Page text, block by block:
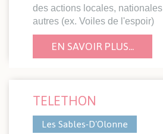
des actions locales,
autres (ex. Voiles de l'espoir)
EN SAVOIR PLUS...
TELETHON
Les Sables-D'Olonne